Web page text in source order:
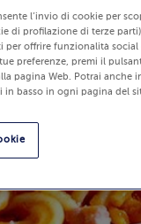
l’invio di cookie per
di profilazione di terze
per offrire funzionalità
preferenze, premi il
pagina Web. Potrai anche
in basso in ogni pagina del